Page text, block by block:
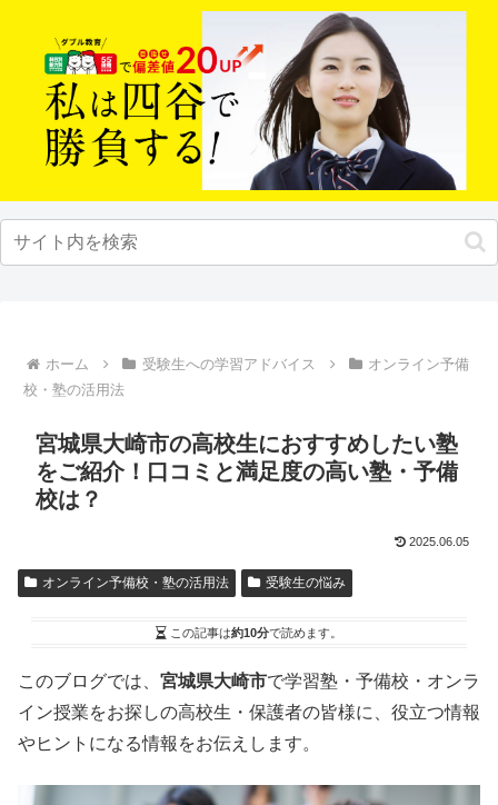
ホーム 受験生への学習アドバイス
オンライン予備
校・塾の活用法
宮城県大崎市の高校生におすすめしたい塾
をご紹介！口コミと満足度の高い塾・予備
校は？
2025.06.05
オンライン予備校・塾の活用法 受験生の悩み
この記事は約10分で読めます。
このブログでは、 宮城県大崎市で学習塾・予備校・オンラ
イン授業をお探しの高校生・保護者の皆様に、役立つ情報
やヒントになる情報をお伝えします。